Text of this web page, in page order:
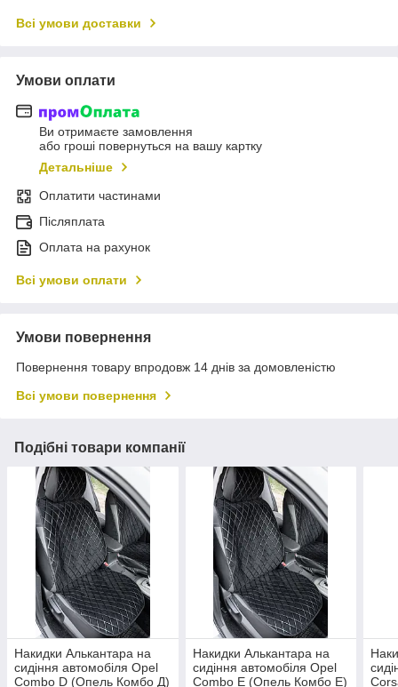
Всі умови доставки
Умови оплати
Ви отримаєте замовлення
або гроші повернуться на вашу картку
Детальніше
Оплатити частинами
Післяплата
Оплата на рахунок
Всі умови оплати
Умови повернення
Повернення товару впродовж 14 днів за домовленістю
Всі умови повернення
Подібні товари компанії
Накидки Алькантара на
сидіння автомобіля Opel
Combo D (Опель Комбо Д)
Накидки Алькантара на
сидіння автомобіля Opel
Combo E (Опель Комбо Е)